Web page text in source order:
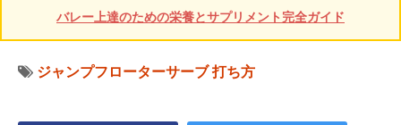
バレー上達のための栄養とサプリメント完全ガイド
ジャンプフローターサーブ 打ち方